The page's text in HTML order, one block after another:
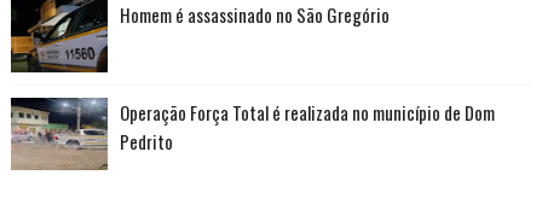
Homem é assassinado no São Gregório
Operação Força Total é realizada no município de Dom
Pedrito